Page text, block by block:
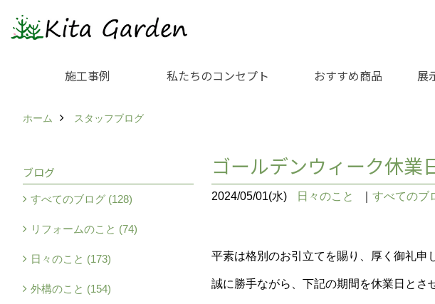
施工事例 私たちのコンセプト おすすめ商品 展
ホーム スタッフブログ
ゴールデンウィーク休業
2024/05/01(水) 日々のこと すべてのブ
平素は格別のお引立てを賜り、厚く御礼申
誠に勝手ながら、下記の期間を休業日とさ
ブログ
すべてのブログ (128)
リフォームのこと (74)
日々のこと (173)
外構のこと (154)